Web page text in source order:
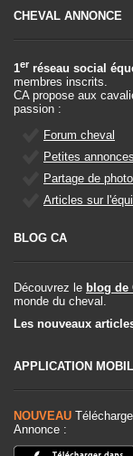
CHEVAL ANNONCE
1er réseau social
membres inscrits.
CA propose aux
passion :
Forum cheval
Petites
Partage de
Articles sur
BLOG CA
Découvrez le blog de
monde du cheval.
Les nouveaux
APPLICATION
NOUVEAU
Annonce :